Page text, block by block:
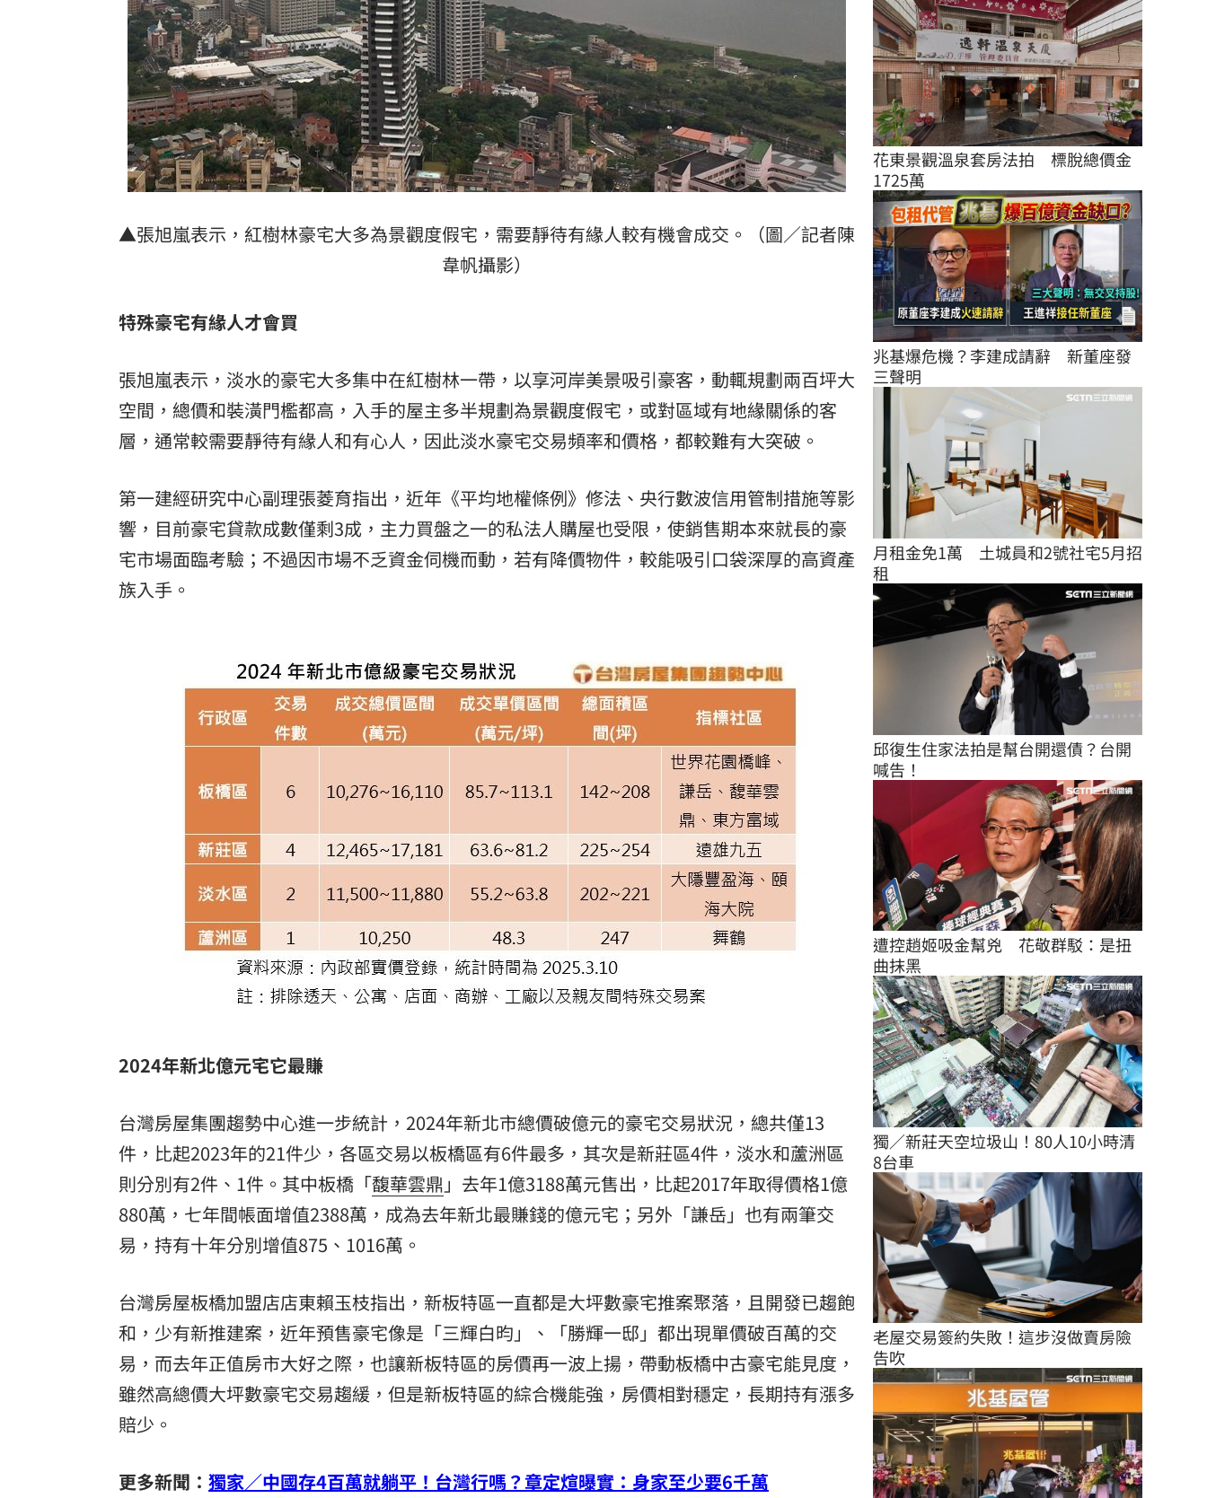
▲張旭嵐表示，紅樹林豪宅大多為景觀度假宅，需要靜待有緣人較有機會成交。（圖／記者陳
韋帆攝影）
特殊豪宅有緣人才會買
張旭嵐表示，淡水的豪宅大多集中在紅樹林一帶，以享河岸美景吸引豪客，動輒規劃兩百坪大
空間，總價和裝潢門檻都高，入手的屋主多半規劃為景觀度假宅，或對區域有地緣關係的客
層，通常較需要靜待有緣人和有心人，因此淡水豪宅交易頻率和價格，都較難有大突破。
第一建經研究中心副理張菱育指出，近年《平均地權條例》修法、央行數波信用管制措施等影
響，目前豪宅貸款成數僅剩3成，主力買盤之一的私法人購屋也受限，使銷售期本來就長的豪
宅市場面臨考驗；不過因市場不乏資金伺機而動，若有降價物件，較能吸引口袋深厚的高資產
族入手。
2024年新北億元宅它最賺
台灣房屋集團趨勢中心進一步統計，2024年新北市總價破億元的豪宅交易狀況，總共僅13
件，比起2023年的21件少，各區交易以板橋區有6件最多，其次是新莊區4件，淡水和蘆洲區
則分別有2件、1件。其中板橋「馥華雲鼎 」去年1億3188萬元售出，比起2017年取得價格1億
880萬，七年間帳面增值2388萬，成為去年新北最賺錢的億元宅；另外「謙岳」也有兩筆交
易，持有十年分別增值875、1016萬。
台灣房屋板橋加盟店店東賴玉枝指出，新板特區一直都是大坪數豪宅推案聚落，且開發已趨飽
和，少有新推建案，近年預售豪宅像是「三輝白昀」、「勝輝一邸」都出現單價破百萬的交
易，而去年正值房市大好之際，也讓新板特區的房價再一波上揚，帶動板橋中古豪宅能見度，
雖然高總價大坪數豪宅交易趨緩，但是新板特區的綜合機能強，房價相對穩定，長期持有漲多
賠少。
更多新聞： 獨家／中國存4百萬就躺平！台灣行嗎？章定煊曝實：身家至少要6千萬
花東景觀溫泉套房法拍　標脫總價金
1725萬
兆基爆危機？李建成請辭　新董座發
三聲明
月租金免1萬　土城員和2號社宅5月招
租
邱復生住家法拍是幫台開還債？台開
喊告！
遭控趙姬吸金幫兇　花敬群駁：是扭
曲抹黑
獨／新莊天空垃圾山！80人10小時清
8台車
老屋交易簽約失敗！這步沒做賣房險
告吹